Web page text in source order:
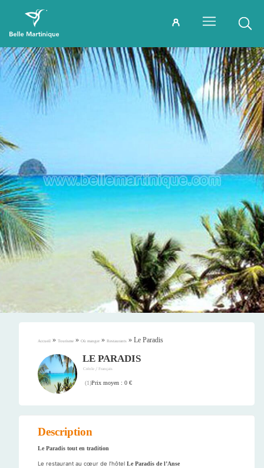
Accueil » Tourisme » Où manger » Restaurants » Le Paradis
LE PARADIS
Créole / Français
(1)Prix moyen : 0 €
Description
Le Paradis tout en tradition
Le restaurant au cœur de l’hôtel Le Paradis de l’Anse